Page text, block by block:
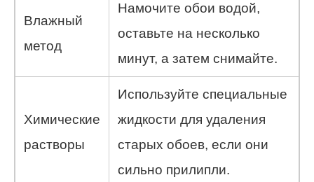
Влажный
метод
Намочите обои водой,
оставьте на несколько
минут, а затем снимайте.
Химические
растворы
Используйте специальные
жидкости для удаления
старых обоев, если они
сильно прилипли.